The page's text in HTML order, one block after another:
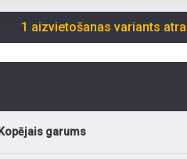
1 aizvietošanas variants
Kopējais garums